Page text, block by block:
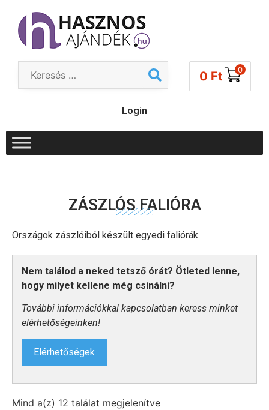
0 Ft 0
Login
ZÁSZLÓS FALIÓRA
Országok zászlóiból készült egyedi faliórák.
Nem találod a neked tetsző órát? Ötleted lenne,
hogy milyet kellene még csinálni?
További információkkal kapcsolatban keress minket
elérhetőségeinken!
Elérhetőségek
Mind a(z) 12 találat megjelenítve